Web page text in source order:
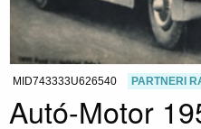
MID743333U626540 PARTNERI
Autó-Motor